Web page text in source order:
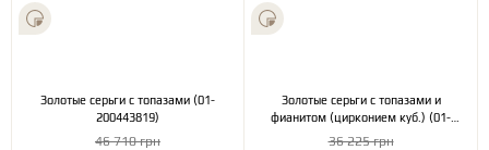
Золотые серьги с топазами (01-
200443819)
46 710 грн
Золотые серьги с топазами и
фианитом (цирконием куб.) (01-
200426893)
36 225 грн